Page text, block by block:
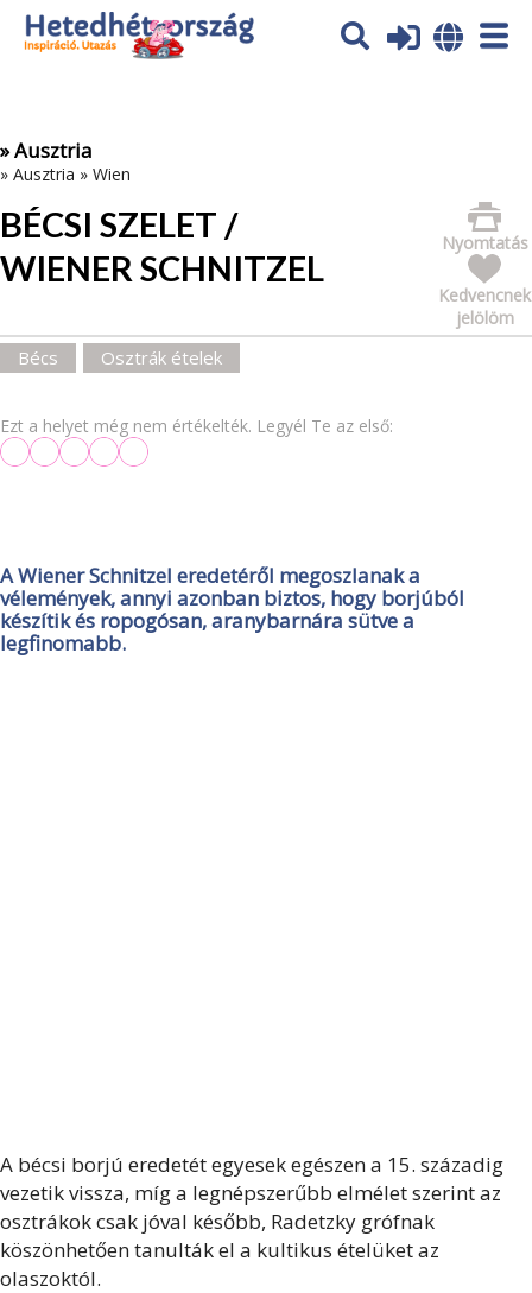
Az oldal sütiket (cookies) használ. További tájékoztatás itt:
Adatvédelmi tájékoztató
» Ausztria
» Ausztria » Wien
BÉCSI SZELET /
WIENER SCHNITZEL
Nyomtatás
Kedvencnek
jelölöm
Bécs Osztrák ételek
Ezt a helyet még nem értékelték. Legyél Te az első:
A Wiener Schnitzel eredetéről megoszlanak a
vélemények, annyi azonban biztos, hogy borjúból
készítik és ropogósan, aranybarnára sütve a
legfinomabb.
A bécsi borjú eredetét egyesek egészen a 15. századig
vezetik vissza, míg a legnépszerűbb elmélet szerint az
osztrákok csak jóval később, Radetzky grófnak
köszönhetően tanulták el a kultikus ételüket az
olaszoktól.